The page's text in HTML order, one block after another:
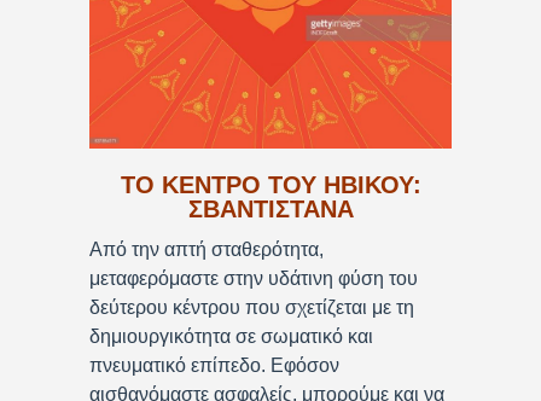
ΤΟ ΚΕΝΤΡΟ ΤΟΥ ΗΒΙΚΟΥ:
ΣΒΑΝΤΙΣΤΑΝΑ
Από την απτή σταθερότητα,
μεταφερόμαστε στην υδάτινη φύση του
δεύτερου κέντρου που σχετίζεται με τη
δημιουργικότητα σε σωματικό και
πνευματικό επίπεδο. Εφόσον
αισθανόμαστε ασφαλείς, μπορούμε και να